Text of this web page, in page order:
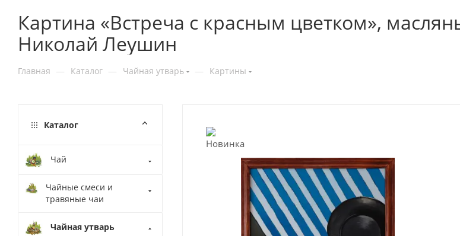
Картина «Встреча с красным цветком»,
Николай Леушин
Главная — Каталог — Чайная утварь — Картины
Каталог
Чай
Чайные смеси и
травяные чаи
Чайная утварь